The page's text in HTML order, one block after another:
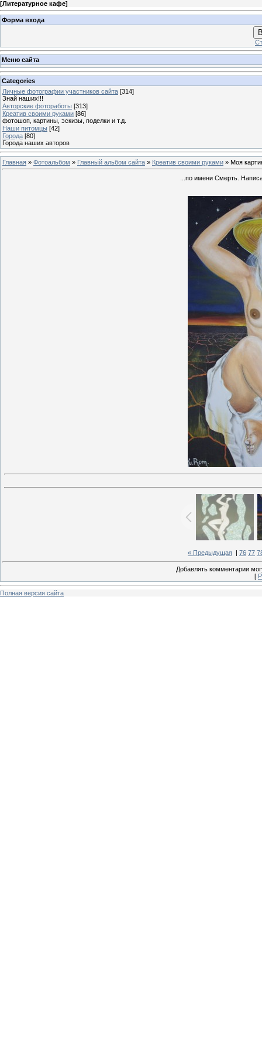
[Литературное кафе]
Форма входа
Меню сайта
Categories
Личные фотографии участников сайта [314]
Знай наших!!!
Авторские фотоработы [313]
Креатив своими руками [86]
фотошоп, картины, эскизы, поделки и т.д.
Наши питомцы [42]
Города [80]
Города наших авторов
Главная » Фотоальбом » Главный альбом сайта » Креатив своими руками » Моя
...по имени Смерть.
« Предыдущая 76 77
Добавлять комментарии
[
Полная версия сайта